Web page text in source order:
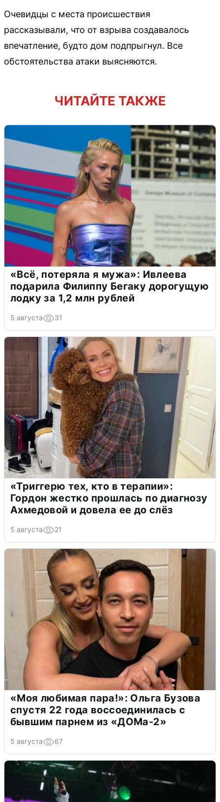
Очевидцы с места происшествия
рассказывали, что от взрыва создавалось
впечатление, будто дом подпрыгнул. Все
обстоятельства атаки выясняются.
ЧИТАЙТЕ ТАКЖЕ
«Всё, потеряла я мужа»: Ивлеева
подарила Филиппу Бегаку дорогущую
лодку за 1,2 млн рублей
5 августа 31
«Триггерю тех, кто в терапии»:
Гордон жестко прошлась по диагнозу
Ахмедовой и довела ее до слёз
5 августа 21
«Моя любимая пара!»: Ольга Бузова
спустя 22 года воссоединилась с
бывшим парнем из «ДОМа-2»
5 августа 67